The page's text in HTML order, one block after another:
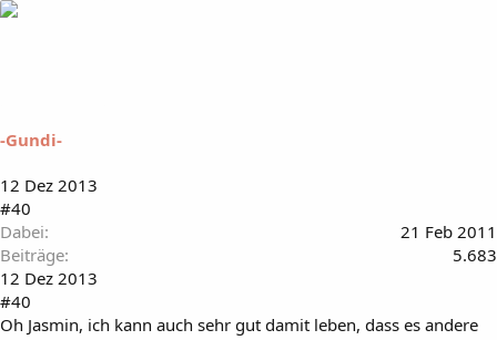
-Gundi-
12 Dez 2013
#40
Dabei
21 Feb 2011
Beiträge
5.683
12 Dez 2013
#40
Oh Jasmin, ich kann auch sehr gut damit leben, dass es andere